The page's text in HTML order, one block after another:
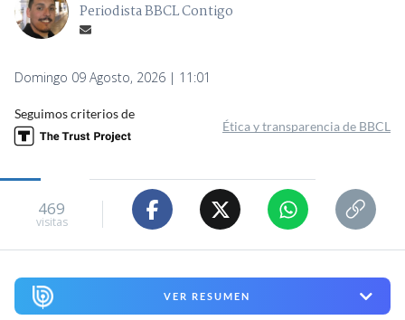
Periodista BBCL Contigo
Domingo 09 Agosto, 2026 | 11:01
Seguimos criterios de
Ética y transparencia de BBCL
469
visitas
VER RESUMEN